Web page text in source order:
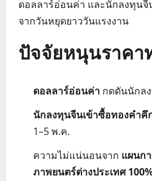
ดอลลาร์อ่อนค่า และนักลงทุน
จากวันหยุดยาววันแรงงาน
ปัจจัยหนุนราคา
ดอลลาร์อ่อนค่า กดดันนักล
นักลงทุนจีนเข้าซื้อทองคำคึ
1–5 พ.ค.
ความไม่แน่นอนจาก แผนก
ภาพยนตร์ต่างประเทศ